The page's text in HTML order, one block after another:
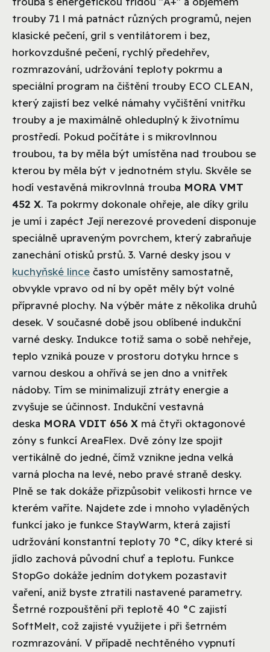
trouby 71 l má patnáct různých programů, nejen
klasické pečení, gril s ventilátorem i bez,
horkovzdušné pečení, rychlý předehřev,
rozmrazování, udržování teploty pokrmu a
speciální program na čištění trouby ECO CLEAN,
který zajistí bez velké námahy vyčištění vnitřku
trouby a je maximálně ohleduplný k životnímu
prostředí. Pokud počítáte i s mikrovlnnou
troubou, ta by měla být umístěna nad troubou se
kterou by měla být v jednotném stylu. Skvěle se
hodí vestavěná mikrovlnná trouba MORA VMT
452 X. Ta pokrmy dokonale ohřeje, ale díky grilu
je umí i zapéct Její nerezové provedení disponuje
speciálně upraveným povrchem, který zabraňuje
zanechání otisků prstů. 3. Varné desky jsou v
kuchyňské lince často umístěny samostatně,
obvykle vpravo od ní by opět měly být volné
přípravné plochy. Na výběr máte z několika druhů
desek. V současné době jsou oblíbené indukční
varné desky. Indukce totiž sama o sobě nehřeje,
teplo vzniká pouze v prostoru dotyku hrnce s
varnou deskou a ohřívá se jen dno a vnitřek
nádoby. Tím se minimalizují ztráty energie a
zvyšuje se účinnost. Indukční vestavná
deska MORA VDIT 656 X má čtyři oktagonové
zóny s funkcí AreaFlex. Dvě zóny lze spojit
vertikálně do jedné, čímž vznikne jedna velká
varná plocha na levé, nebo pravé straně desky.
Plně se tak dokáže přizpůsobit velikosti hrnce ve
kterém vaříte. Najdete zde i mnoho vyladěných
funkcí jako je funkce StayWarm, která zajistí
udržování konstantní teploty 70 °C, díky které si
jídlo zachová původní chuť a teplotu. Funkce
StopGo dokáže jedním dotykem pozastavit
vaření, aniž byste ztratili nastavené parametry.
Šetrné rozpouštění při teplotě 40 °C zajistí
SoftMelt, což zajisté využijete i při šetrném
rozmrazování. V případě nechtěného vypnutí